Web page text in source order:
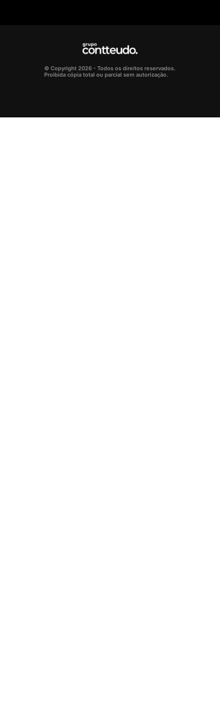
© Copyright 2026 - Todos os direitos reservados.
Proibida cópia total ou parcial sem autorização.